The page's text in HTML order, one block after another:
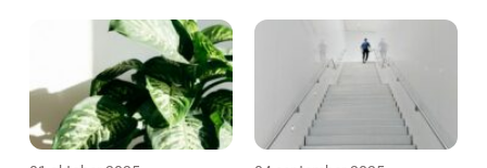
nyproduktion